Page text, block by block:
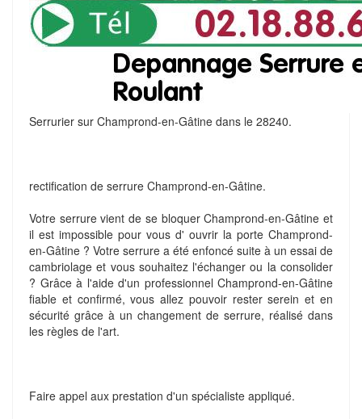
Serrurier sur Champrond-en-Gâtine dans le 28240.
rectification de serrure Champrond-en-Gâtine.
Votre serrure vient de se bloquer Champrond-en-Gâtine et
il est impossible pour vous d' ouvrir la porte Champrond-
en-Gâtine ? Votre serrure a été enfoncé suite à un essai de
cambriolage et vous souhaitez l'échanger ou la consolider
? Grâce à l'aide d'un professionnel Champrond-en-Gâtine
fiable et confirmé, vous allez pouvoir rester serein et en
sécurité grâce à un changement de serrure, réalisé dans
les règles de l'art.
Faire appel aux prestation d'un spécialiste appliqué.